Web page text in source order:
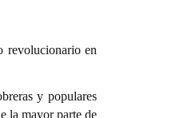
revolucionario en
y populares
la mayor parte de